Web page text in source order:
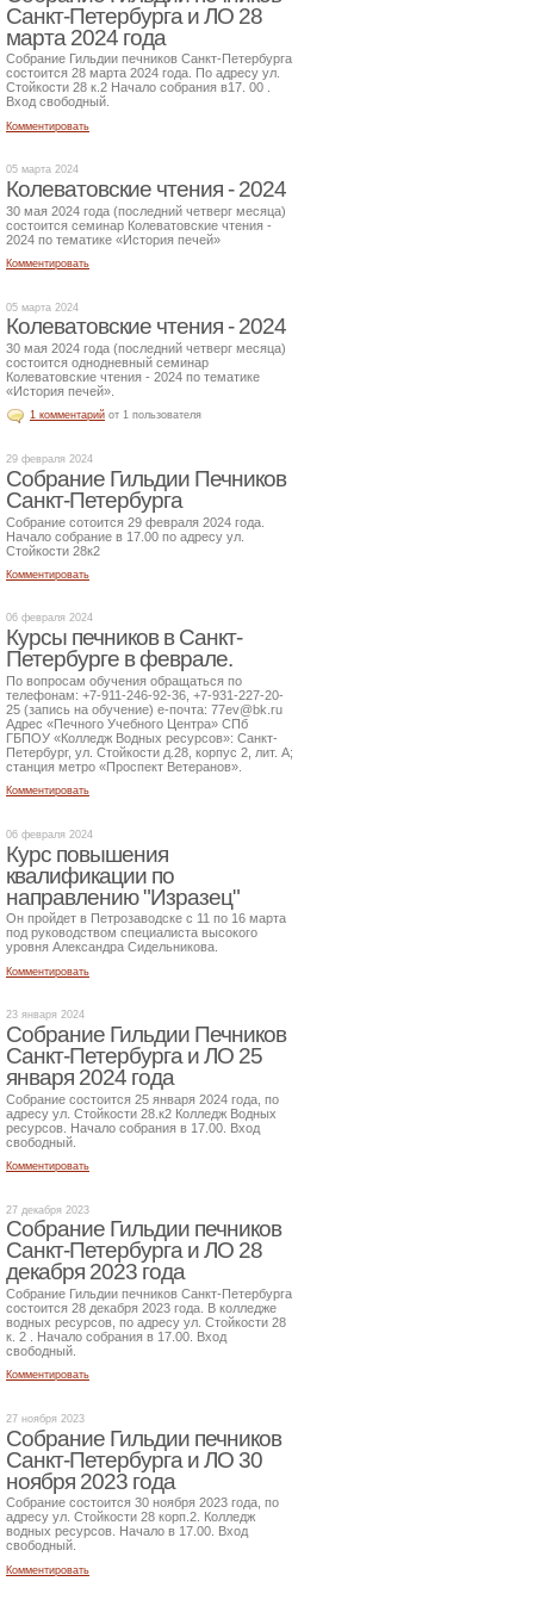
Санкт-Петербурга и ЛО 28
марта 2024 года
Собрание Гильдии печников Санкт-Петербурга
состоится 28 марта 2024 года. По адресу ул.
Стойкости 28 к.2 Начало собрания в17. 00 .
Вход свободный.
Комментировать
05 марта 2024
Колеватовские чтения - 2024
30 мая 2024 года (последний четверг месяца)
состоится семинар Колеватовские чтения -
2024 по тематике «История печей»
Комментировать
05 марта 2024
Колеватовские чтения - 2024
30 мая 2024 года (последний четверг месяца)
состоится однодневный семинар
Колеватовские чтения - 2024 по тематике
«История печей».
1 комментарий от 1 пользователя
29 февраля 2024
Собрание Гильдии Печников
Санкт-Петербурга
Собрание сотоится 29 февраля 2024 года.
Начало собрание в 17.00 по адресу ул.
Стойкости 28к2
Комментировать
06 февраля 2024
Курсы печников в Санкт-
Петербурге в феврале.
По вопросам обучения обращаться по
телефонам: +7-911-246-92-36, +7-931-227-20-
25 (запись на обучение) е-почта: 77ev@bk.ru
Адрес «Печного Учебного Центра» СПб
ГБПОУ «Колледж Водных ресурсов»: Санкт-
Петербург, ул. Стойкости д.28, корпус 2, лит. А;
станция метро «Проспект Ветеранов».
Комментировать
06 февраля 2024
Курс повышения
квалификации по
направлению "Изразец"
Он пройдет в Петрозаводске с 11 по 16 марта
под руководством специалиста высокого
уровня Александра Сидельникова.
Комментировать
23 января 2024
Собрание Гильдии Печников
Санкт-Петербурга и ЛО 25
января 2024 года
Собрание состоится 25 января 2024 года, по
адресу ул. Стойкости 28.к2 Колледж Водных
ресурсов. Начало собрания в 17.00. Вход
свободный.
Комментировать
27 декабря 2023
Собрание Гильдии печников
Санкт-Петербурга и ЛО 28
декабря 2023 года
Собрание Гильдии печников Санкт-Петербурга
состоится 28 декабря 2023 года. В колледже
водных ресурсов, по адресу ул. Стойкости 28
к. 2 . Начало собрания в 17.00. Вход
свободный.
Комментировать
27 ноября 2023
Собрание Гильдии печников
Санкт-Петербурга и ЛО 30
ноября 2023 года
Собрание состоится 30 ноября 2023 года, по
адресу ул. Стойкости 28 корп.2. Колледж
водных ресурсов. Начало в 17.00. Вход
свободный.
Комментировать